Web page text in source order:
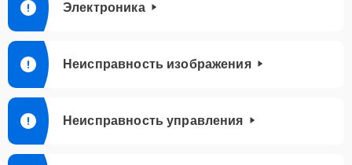
Электроника
Неисправность изображения
Неисправность управления